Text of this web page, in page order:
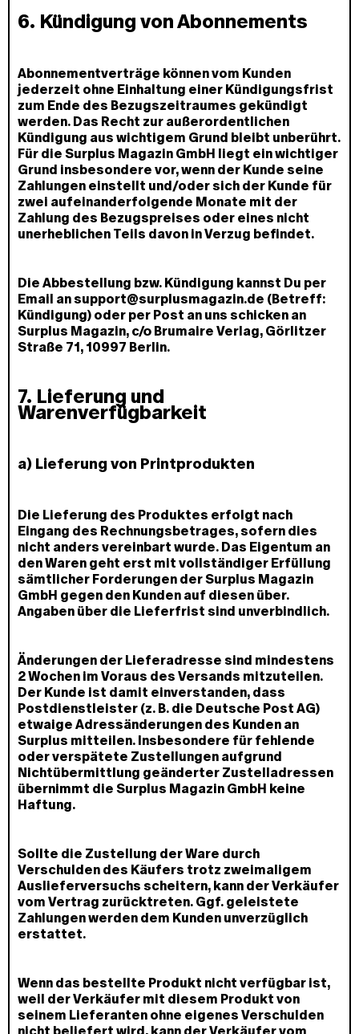
6. Kündigung von Abonnements
Abonnementverträge können vom Kunden
jederzeit ohne Einhaltung einer Kündigungsfrist
zum Ende des Bezugszeitraumes gekündigt
werden. Das Recht zur außerordentlichen
Kündigung aus wichtigem Grund bleibt unberührt.
Für die Surplus Magazin GmbH liegt ein wichtiger
Grund insbesondere vor, wenn der Kunde seine
Zahlungen einstellt und/oder sich der Kunde für
zwei aufeinanderfolgende Monate mit der
Zahlung des Bezugspreises oder eines nicht
unerheblichen Teils davon in Verzug befindet.
Die Abbestellung bzw. Kündigung kannst Du per
Email an support@surplusmagazin.de (Betreff:
Kündigung) oder per Post an uns schicken an
Surplus Magazin, ℅ Brumaire Verlag, Görlitzer
Straße 71, 10997 Berlin.
7. Lieferung und
Warenverfügbarkeit
a) Lieferung von Printprodukten
Die Lieferung des Produktes erfolgt nach
Eingang des Rechnungsbetrages, sofern dies
nicht anders vereinbart wurde. Das Eigentum an
den Waren geht erst mit vollständiger Erfüllung
sämtlicher Forderungen der Surplus Magazin
GmbH gegen den Kunden auf diesen über.
Angaben über die Lieferfrist sind unverbindlich.
Änderungen der Lieferadresse sind mindestens
2 Wochen im Voraus des Versands mitzuteilen.
Der Kunde ist damit einverstanden, dass
Postdienstleister (z. B. die Deutsche Post AG)
etwaige Adressänderungen des Kunden an
Surplus mitteilen. Insbesondere für fehlende
oder verspätete Zustellungen aufgrund
Nichtübermittlung geänderter Zustelladressen
übernimmt die Surplus Magazin GmbH keine
Haftung.
Sollte die Zustellung der Ware durch
Verschulden des Käufers trotz zweimaligem
Auslieferversuchs scheitern, kann der Verkäufer
vom Vertrag zurücktreten. Ggf. geleistete
Zahlungen werden dem Kunden unverzüglich
erstattet.
Wenn das bestellte Produkt nicht verfügbar ist,
weil der Verkäufer mit diesem Produkt von
seinem Lieferanten ohne eigenes Verschulden